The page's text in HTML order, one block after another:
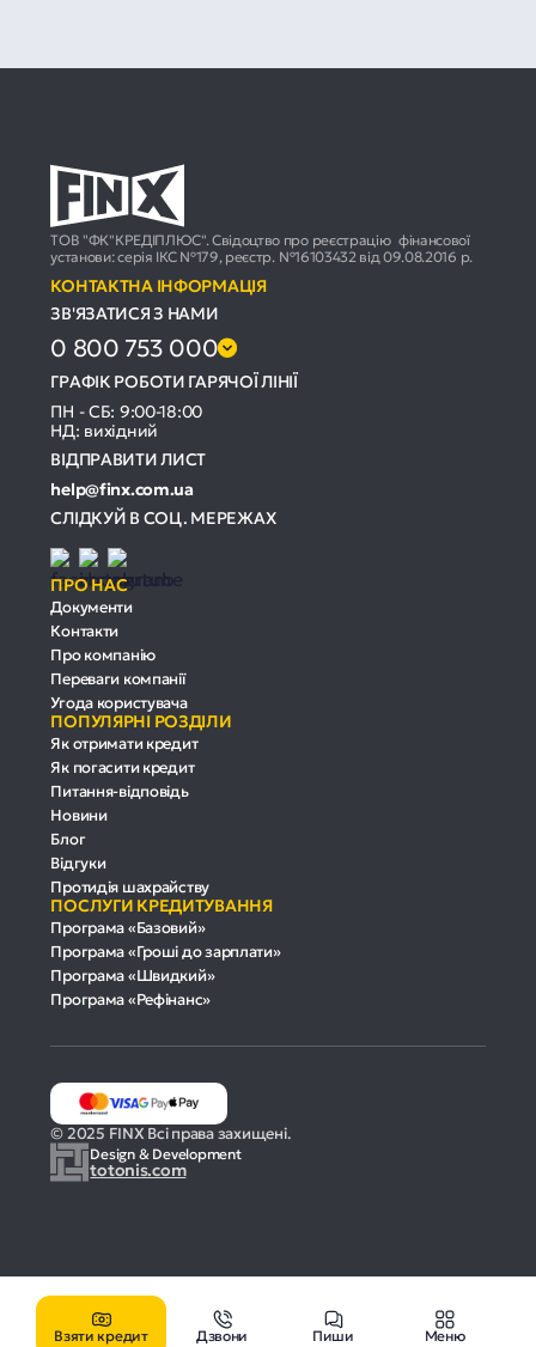
ТОВ "ФК"КРЕДІПЛЮС". Свідоцтво про реєстрацію фінансової
установи: серія ІКС №179, реєстр. №16103432 від 09.08.2016 р.
КОНТАКТНА ІНФОРМАЦІЯ
ЗВ'ЯЗАТИСЯ З НАМИ
0 800 753 000
ГРАФІК РОБОТИ ГАРЯЧОЇ ЛІНІЇ
ПН - СБ: 9:00-18:00
НД: вихідний
ВІДПРАВИТИ ЛИСТ
help@finx.com.ua
СЛІДКУЙ В СОЦ. МЕРЕЖАХ
ПРО НАС
Документи
Контакти
Про компанію
Переваги компанії
Угода користувача
ПОПУЛЯРНІ РОЗДІЛИ
Як отримати кредит
Як погасити кредит
Питання-відповідь
Новини
Блог
Відгуки
Протидія шахрайству
ПОСЛУГИ КРЕДИТУВАННЯ
Програма «Базовий»
Програма «Гроші до зарплати»
Програма «Швидкий»
Програма «Рефінанс»
Design & Development
totonis.com
© 2025 FINX Всі права захищені.
Взяти кредит Дзвони Пиши Меню